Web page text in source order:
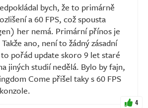
bych, že to primárně
a 60 FPS, což spousta
her nemá. Primární přínos je
ano, není to žádný zásadní
pořád update skoro 9 let staré
jiných studií nedělá. Bylo by fajn,
Come přišel taky s 60 FPS
4